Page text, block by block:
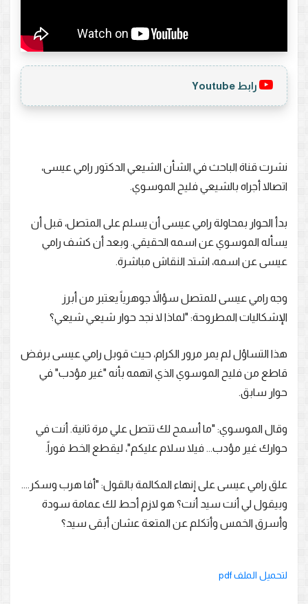
رابط Youtube
نشرت قناة الباحث في الشأن الشيعي الدكتور رامي عيسى،
اتصالا أجراه بالشيعي فليح الموسوي.
بدأ الحوار بمحاولة رامي عيسى أن يسلم على المتصل، قبل أن
يسأله الموسوي عن اسمه الحقيقي. وبعد أن كشف رامي
عيسى عن اسمه، اشتد النقاش مباشرة.
وجه رامي عيسى للمتصل سؤالاً جوهرياً يعتبر من أبرز
الإشكاليات المطروحة: "لماذا لا نجد حوار شيعي شيعي؟
هذا التساؤل لم يمر مرور الكرام، حيث قوبل رامي عيسى برفض
قاطع من فليح الموسوي الذي اتهمه بأنه "غير مؤدب" في
حوار سابق.
وقال الموسوي: "ما أسمح لك تتصل علي مرة ثانية. أنت في
حوارك غير مؤدب... فيلا سلام عليكم"، ليقطع الخط فوراً.
علق رامي عيسى على إنهاء المكالمة بالقول: "أفا هرب وسكر....
وبيقول لي أنت سيد أنت؟ هو لازم أحط لك عمامة سودة
وأسرق الخمس وأتكلم عن المتعة عشان أبقى سيد؟
لتحميل الملف pdf